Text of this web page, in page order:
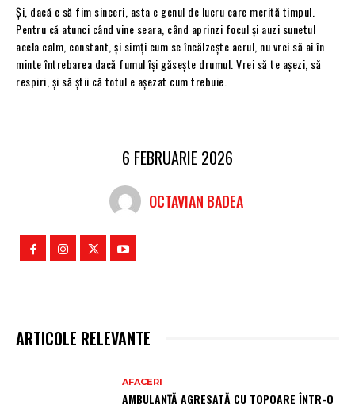
Și, dacă e să fim sinceri, asta e genul de lucru care merită timpul.
Pentru că atunci când vine seara, când aprinzi focul și auzi sunetul
acela calm, constant, și simți cum se încălzește aerul, nu vrei să ai în
minte întrebarea dacă fumul își găsește drumul. Vrei să te așezi, să
respiri, și să știi că totul e așezat cum trebuie.
6 FEBRUARIE 2026
OCTAVIAN BADEA
ARTICOLE RELEVANTE
AFACERI
AMBULANȚĂ AGRESATĂ CU TOPOARE ÎNTR-O